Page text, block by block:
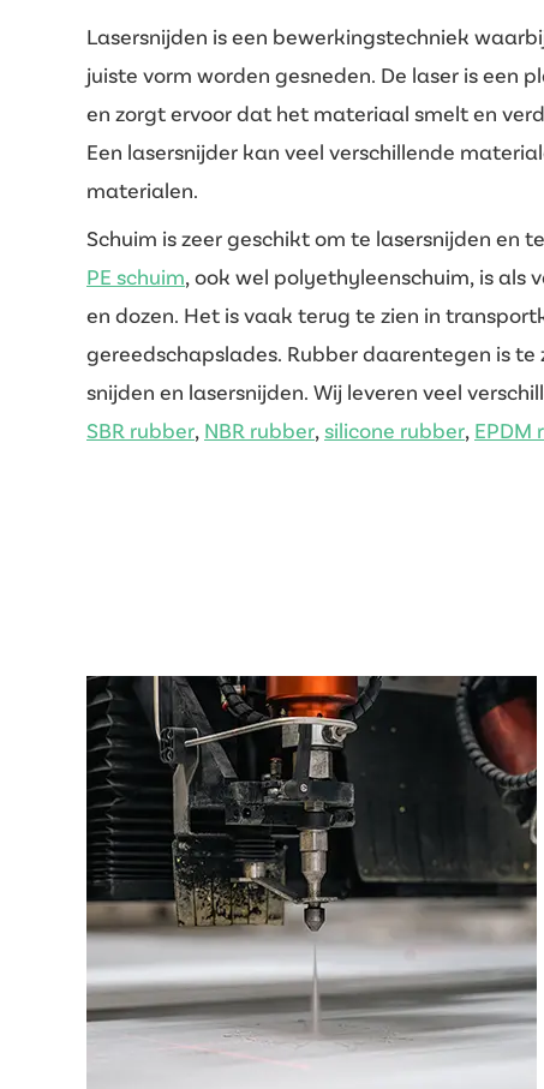
Lasersnijden is een bewerkingstechniek
juiste vorm worden gesneden. De laser is een
en zorgt ervoor dat het materiaal smelt en
Een lasersnijder kan veel verschillende
materialen.
Schuim is zeer geschikt om te lasersnijden en
PE schuim, ook wel polyethyleenschuim, is als
en dozen. Het is vaak terug te zien in
gereedschapslades. Rubber daarentegen is
snijden en lasersnijden. Wij leveren veel
SBR rubber, NBR rubber, silicone rubber, EPDM